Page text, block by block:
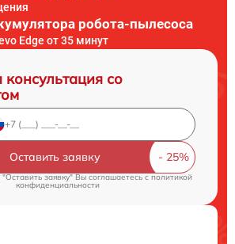
робота-пылесоса
Edge от 35 минут
консультация со
Оставить заявку
заявку" Вы соглашаетесь cполитикой
конфиденциальности